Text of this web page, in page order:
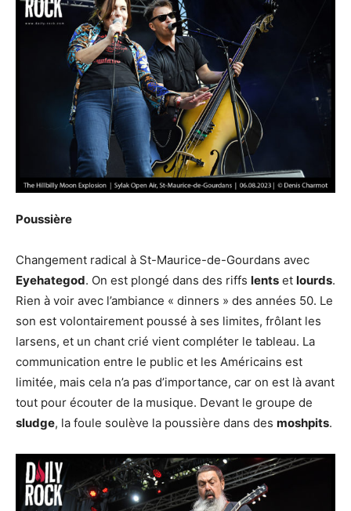
Poussière
Changement radical à St-Maurice-de-Gourdans avec
Eyehategod. On est plongé dans des riffs lents et lourds.
Rien à voir avec l’ambiance « dinners » des années 50. Le
son est volontairement poussé à ses limites, frôlant les
larsens, et un chant crié vient compléter le tableau. La
communication entre le public et les Américains est
limitée, mais cela n’a pas d’importance, car on est là avant
tout pour écouter de la musique. Devant le groupe de
sludge, la foule soulève la poussière dans des moshpits.